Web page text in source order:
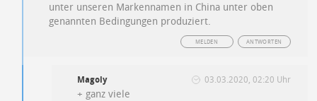
unter unseren Markennamen in China unter oben
genannten Bedingungen produziert.
ANTWORTEN
MELDEN
Magoly 03.03.2020, 02:20 Uhr
+ ganz viele